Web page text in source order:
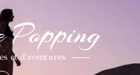
et d'aventures